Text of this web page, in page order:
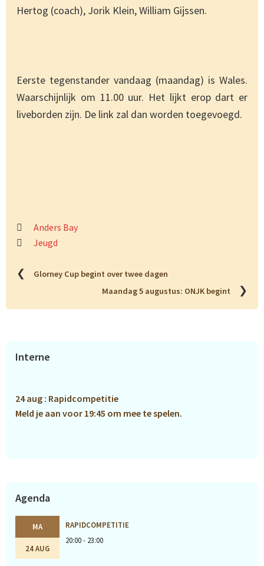
Hertog (coach), Jorik Klein, William Gijssen.
Eerste tegenstander vandaag (maandag) is Wales.
Waarschijnlijk om 11.00 uur. Het lijkt erop dart er
liveborden zijn. De link zal dan worden toegevoegd.
Anders Bay
Jeugd
❮
Glorney Cup begint over twee dagen
Maandag 5 augustus: ONJK begint
❯
Primaire
Interne
24 aug : Rapidcompetitie
Meld je aan voor 19:45 om mee te spelen.
Agenda
MA
24 AUG
RAPIDCOMPETITIE
20:00 - 23:00